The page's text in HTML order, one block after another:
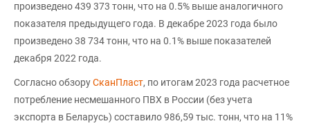
произведено 439 373 тонн, что на 0.5% выше аналогичного
показателя предыдущего года. В декабре 2023 года было
произведено 38 734 тонн, что на 0.1% выше показателей
декабря 2022 года.
Согласно обзоруСканПласт, по итогам 2023 года расчетное
потребление несмешанного ПВХ в России (без учета
экспорта в Беларусь) составило 986,59 тыс. тонн, что на 11%